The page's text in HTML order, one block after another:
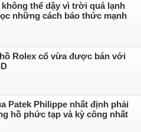
thể dậy vì trời quá lạnh
những cách báo thức mạnh
Rolex cổ vừa được bán với
Patek Philippe nhất định phải
hồ phức tạp và kỳ công nhất